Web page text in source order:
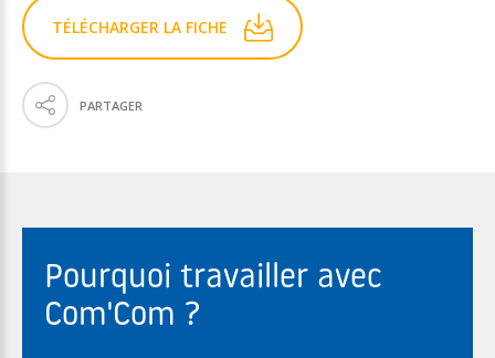
PARTAGER
TÉLÉCHARGER LA FICHE
Pourquoi travailler avec
Com'Com ?